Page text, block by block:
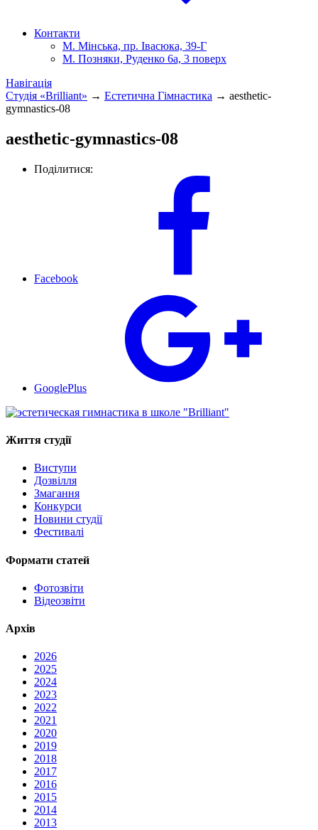
Контакти
М. Мінська, пр. Івасюка, 39-Г
М. Позняки, Руденко 6а, 3 поверх
Навігація
Студія «Brilliant» → Естетична Гімнастика → aesthetic-
gymnastics-08
aesthetic-gymnastics-08
Поділитися:
Facebook
GooglePlus
Життя студії
Виступи
Дозвілля
Змагання
Конкурси
Новини студії
Фестивалі
Формати статей
Фотозвіти
Відеозвіти
Архів
2026
2025
2024
2023
2022
2021
2020
2019
2018
2017
2016
2015
2014
2013